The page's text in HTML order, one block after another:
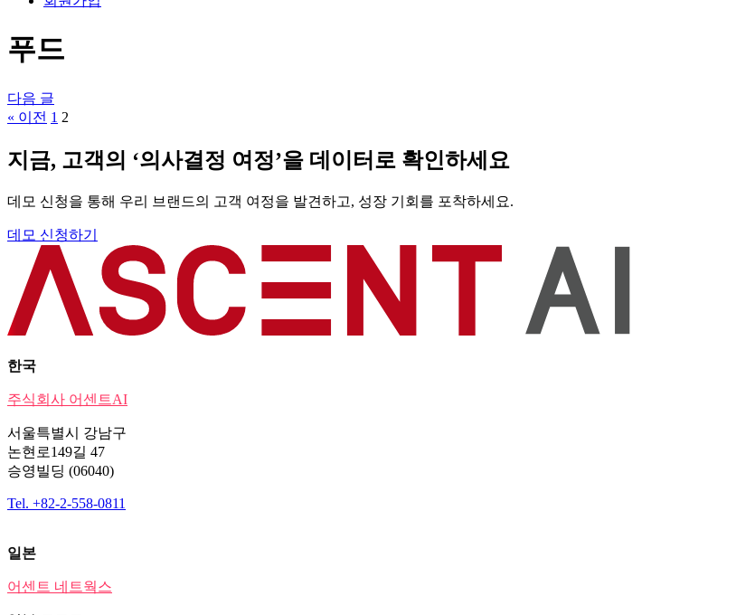
푸드
글
탐
색
다음 글
« 이전 1 2
지금, 고객의 ‘의사결정 여정’을 데이터로 확인하세요
데모 신청을 통해 우리 브랜드의 고객 여정을 발견하고, 성장 기회를 포착하세요.
데모 신청하기
한국
주식회사 어센트AI
서울특별시 강남구
논현로149길 47
승영빌딩 (06040)
Tel. +82-2-558-0811
일본
어센트 네트웍스